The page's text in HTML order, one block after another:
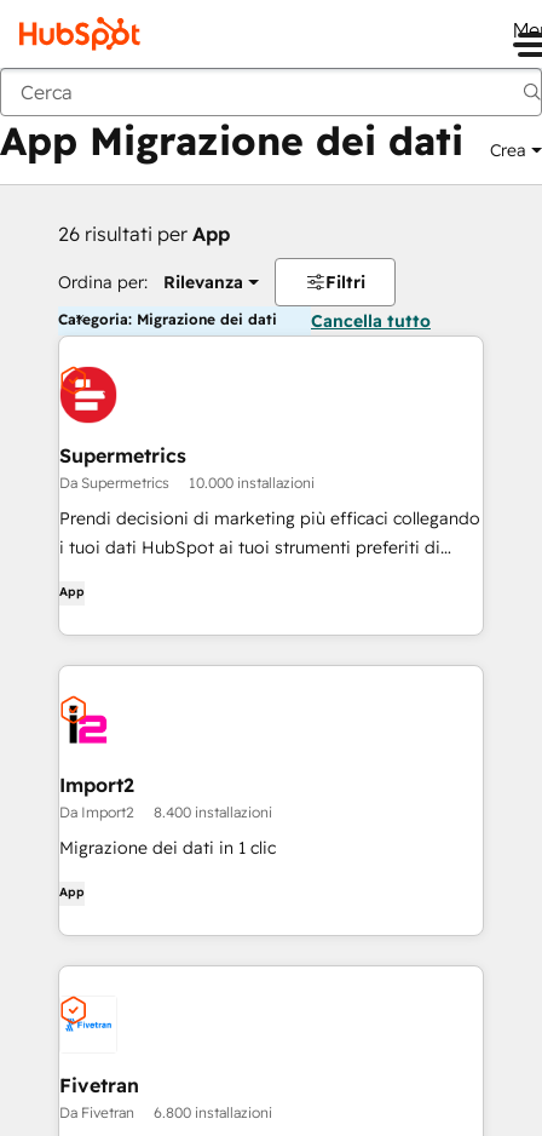
Indietro
App Migrazione dei dati Crea
26 risultati per App
Ordina per: Rilevanza Filtri
Categoria: Migrazione dei dati Cancella tutto
Supermetrics
Da Supermetrics 10.000 installazioni
Prendi decisioni di marketing più efficaci collegando
i tuoi dati HubSpot ai tuoi strumenti preferiti di
Trasforma immediatamente i dati di marketing in
chiari passi da compiere e sintesi esecutive.
App
Import2
Da Import2 8.400 installazioni
Migrazione dei dati in 1 clic
App
Fivetran
Da Fivetran 6.800 installazioni